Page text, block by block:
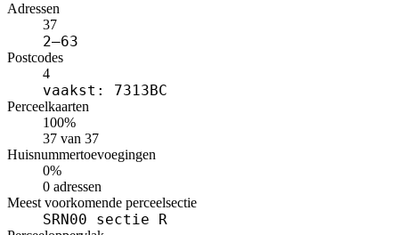
Adressen
37
2–63
Postcodes
4
vaakst: 7313BC
Perceelkaarten
100%
37 van 37
Huisnummertoevoegingen
0%
0 adressen
Meest voorkomende perceelsectie
SRN00 sectie R